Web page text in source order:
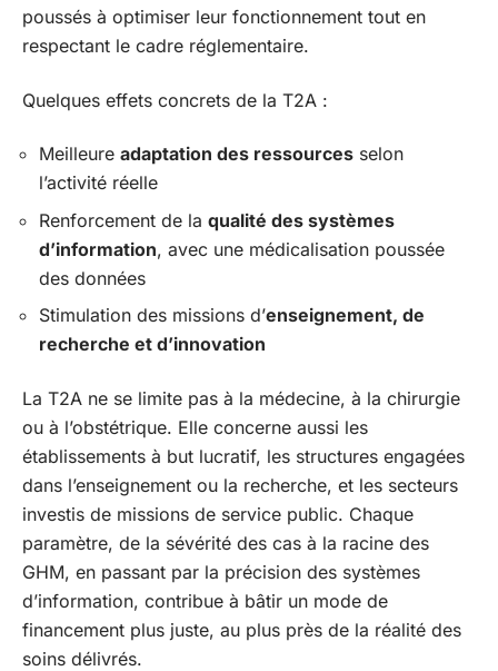
poussés à optimiser leur fonctionnement tout en
respectant le cadre réglementaire.
Quelques effets concrets de la T2A :
Meilleure adaptation des ressources selon
l’activité réelle
Renforcement de la qualité des systèmes
d’information, avec une médicalisation poussée
des données
Stimulation des missions d’enseignement, de
recherche et d’innovation
La T2A ne se limite pas à la médecine, à la chirurgie
ou à l’obstétrique. Elle concerne aussi les
établissements à but lucratif, les structures engagées
dans l’enseignement ou la recherche, et les secteurs
investis de missions de service public. Chaque
paramètre, de la sévérité des cas à la racine des
GHM, en passant par la précision des systèmes
d’information, contribue à bâtir un mode de
financement plus juste, au plus près de la réalité des
soins délivrés.